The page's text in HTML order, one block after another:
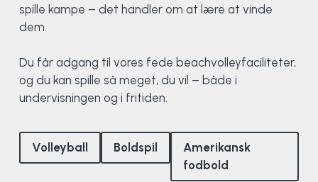
spille kampe – det handler om at lære at vinde
dem.
Du får adgang til vores fede beachvolleyfaciliteter,
og du kan spille så meget, du vil – både i
undervisningen og i fritiden.
Volleyball Boldspil
Amerikansk
fodbold
Styrketræning
SUP
Tons og teambuilding